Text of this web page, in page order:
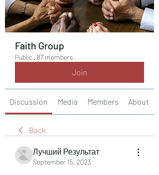
Faith Group
Public · 87 members
Join
Discussion Media Members About
Back
Лучший Результат
September 15, 2023